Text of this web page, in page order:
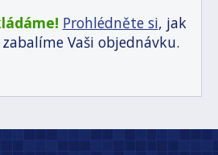
Prohlédněte si, jak
Vaši objednávku.